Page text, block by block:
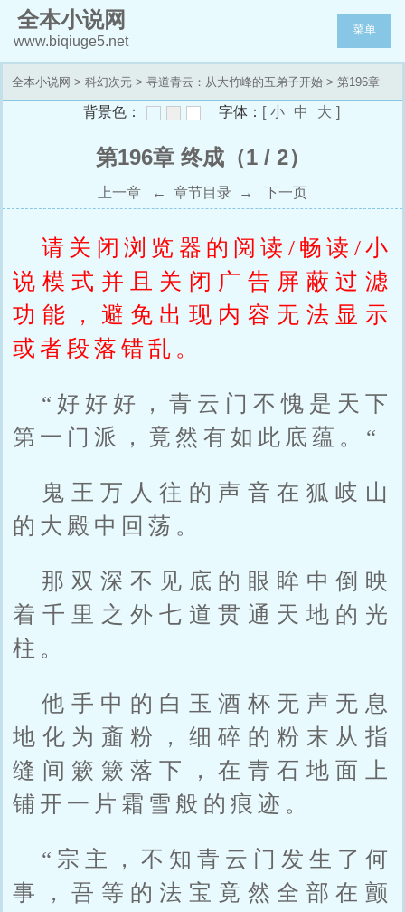
全本小说网
www.biqiuge5.net
菜单
全本小说网 > 科幻次元 > 寻道青云：从大竹峰的五弟子开始 > 第196章
背景色： 字体： [ 小 中 大 ]
第196章 终成（1 / 2）
上一章 ← 章节目录 → 下一页
请关闭浏览器的阅读/畅读/小
说模式并且关闭广告屏蔽过滤
功能，避免出现内容无法显示
或者段落错乱。
“好好好，青云门不愧是天下
第一门派，竟然有如此底蕴。“
鬼王万人往的声音在狐岐山
的大殿中回荡。
那双深不见底的眼眸中倒映
着千里之外七道贯通天地的光
柱。
他手中的白玉酒杯无声无息
地化为齑粉，细碎的粉末从指
缝间簌簌落下，在青石地面上
铺开一片霜雪般的痕迹。
“宗主，不知青云门发生了何
事，吾等的法宝竟然全部在颤